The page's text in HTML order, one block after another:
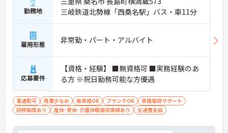
勤務地
三岐鉄道北勢線「西桑名駅」バス・車11分
雇用形態 非常勤・パート・アルバイト
応募要件
【資格・経験】 ■無資格可 ■実務経験のあ
る方 ※祝日勤務可能な方優遇
車通勤可 残業少なめ 無資格OK ブランクOK
資格取得サポート
研修制度あり
産休･育休･介護休暇取得実績あり 交通費支給